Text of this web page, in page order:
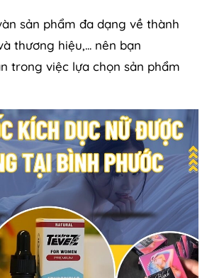
sản phẩm đa dạng về thành
thương hiệu,... nên bạn
trong việc lựa chọn sản phẩm